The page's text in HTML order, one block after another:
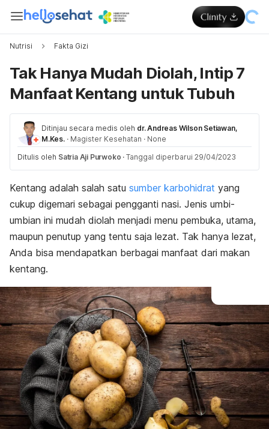
Nutrisi Fakta Gizi
Tak Hanya Mudah Diolah, Intip 7
Manfaat Kentang untuk Tubuh
Ditinjau secara medis oleh dr. Andreas Wilson Setiawan,
M.Kes. · Magister Kesehatan · None
Ditulis oleh Satria Aji Purwoko · Tanggal diperbarui 29/04/2023
Kentang adalah salah satu sumber karbohidrat yang
cukup digemari sebagai pengganti nasi. Jenis umbi-
umbian ini mudah diolah menjadi menu pembuka, utama,
maupun penutup yang tentu saja lezat. Tak hanya lezat,
Anda bisa mendapatkan berbagai manfaat dari makan
kentang.